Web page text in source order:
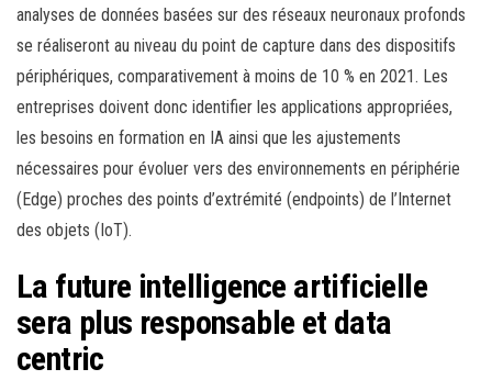
analyses de données basées sur des réseaux neuronaux profonds
se réaliseront au niveau du point de capture dans des dispositifs
périphériques, comparativement à moins de 10 % en 2021. Les
entreprises doivent donc identifier les applications appropriées,
les besoins en formation en IA ainsi que les ajustements
nécessaires pour évoluer vers des environnements en périphérie
(Edge) proches des points d’extrémité (endpoints) de l’Internet
des objets (IoT).
La future intelligence artificielle
sera plus responsable et data
centric